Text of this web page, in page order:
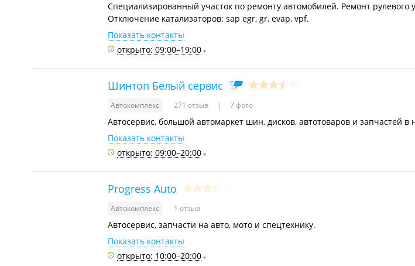
Специализированный участок по ремонту автомобилей. Ремонт
Отключение катализаторов: sap egr, gr, evap, vpf.
Показать контакты
открыто: 09:00–19:00
Шинтоп Белый сервис
Автокомплекс 271 отзыв 7 фото
Автосервис, большой автомаркет шин, дисков, автотоваров и запчастей в
Показать контакты
открыто: 09:00–20:00
Progress Auto
Автокомплекс 1 отзыв
Автосервис, запчасти на авто, мото и спецтехнику.
Показать контакты
открыто: 10:00–20:00